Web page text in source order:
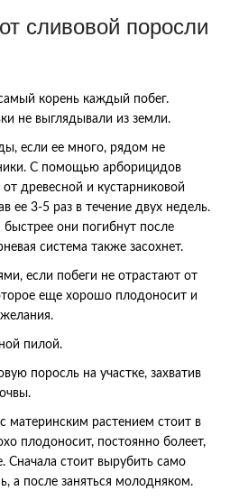
сливовой поросли
корень каждый побег.
не выглядывали из земли.
если ее много, рядом не
С помощью арборицидов
древесной и кустарниковой
ее 3-5 раз в течение двух недель.
они погибнут после
система также засохнет.
если побеги не отрастают от
еще хорошо плодоносит и
желания.
пилой.
поросль на участке, захватив
материнским растением стоит в
плодоносит, постоянно болеет,
Сначала стоит вырубить само
а после заняться молодняком.